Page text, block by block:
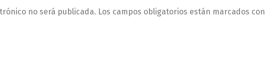
no será publicada. Los campos obligatorios están marcados con